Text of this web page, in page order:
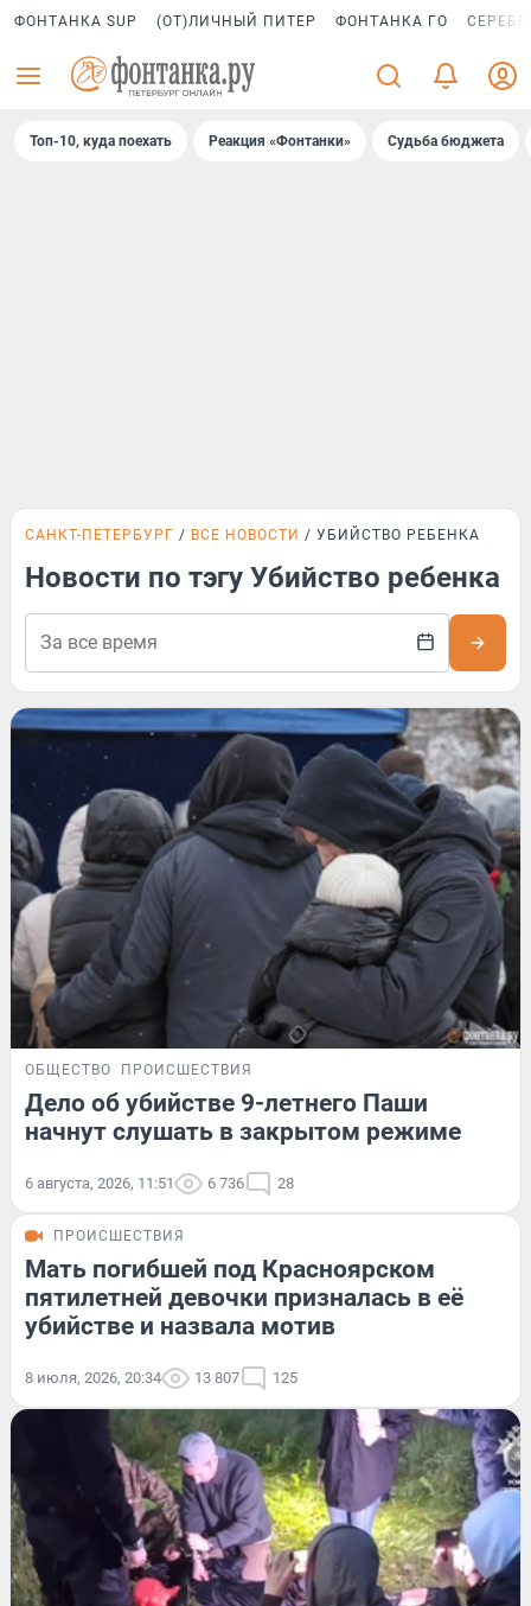
ФОНТАНКА SUP (ОТ)ЛИЧНЫЙ ПИТЕР ФОНТАНКА ГО
Топ-10, куда поехать Реакция «Фонтанки» Судьба бюджета
САНКТ-ПЕТЕРБУРГ ВСЕ НОВОСТИ УБИЙСТВО РЕБЕНКА
Новости по тэгу Убийство ребенка
ОБЩЕСТВО ПРОИСШЕСТВИЯ
Дело об убийстве 9-летнего Паши
начнут слушать в закрытом режиме
6 августа, 2026, 11:51 6 736 28
ПРОИСШЕСТВИЯ
Мать погибшей под Красноярском
пятилетней девочки призналась в её
убийстве и назвала мотив
8 июля, 2026, 20:34 13 807 125